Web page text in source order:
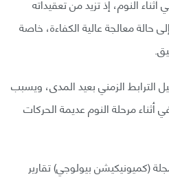
حالة معالجة عالية الكفاءة، خاصة
الترابط الزمني بعيد المدى، ويسبب
أثناء مرحلة النوم عديمة الحركات
(كميونيكيشن بيولوجي) تقارير